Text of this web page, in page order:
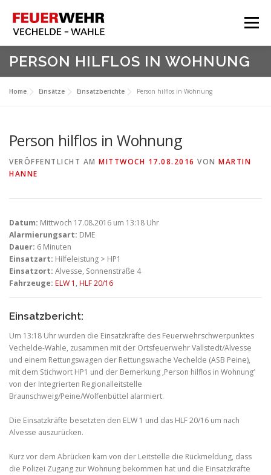
Inhalt
springen
Menü
HOME
PERSON HILFLOS IN WOHNUNG
Home Einsätze Einsatzberichte Person hilflos in Wohnung
Person hilflos in Wohnung
VERÖFFENTLICHT AM MITTWOCH 17.08.2016 VON MARTIN
HANNE
Datum: Mittwoch 17.08.2016 um 13:18 Uhr
Alarmierungsart: DME
Dauer: 6 Minuten
Einsatzart: Hilfeleistung > HP1
Einsatzort: Alvesse, Sonnenstraße 4
Fahrzeuge: ELW 1 , HLF 20/16
Einsatzbericht:
Um 13:18 Uhr wurden die Einsatzkräfte des Feuerwehrschwerpunktes
Vechelde-Wahle, zusammen mit der Ortsfeuerwehr Vallstedt/Alvesse
und einem Rettungswagen der Rettungswache Vechelde (ASB Peine),
mit dem Stichwort HP1 und der Bemerkung ‚Person hilflos in Wohnung‘
von der Integrierten Regionalleitstelle
Braunschweig/Peine/Wolfenbüttel alarmiert.
Die Einsatzkräfte besetzten den ELW 1 und das HLF 20/16 um nach
Alvesse auszurücken.
Kurz vor dem Abrücken kam von der Leitstelle die Rückmeldung, dass
die Polizei Zugang zur Wohnung bekommen hat und die Einsatzkräfte